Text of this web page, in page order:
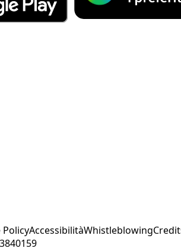
PolicyAccessibilitàWhistleblowing